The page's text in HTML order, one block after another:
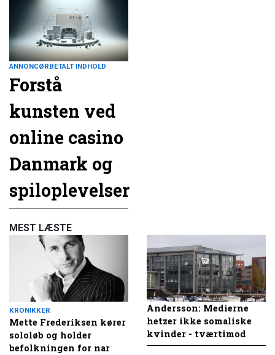
ANNONCØRBETALT INDHOLD
Forstå
kunsten ved
online casino
Danmark og
spiloplevelser
MEST LÆSTE
KRONIKKER
Mette Frederiksen kører
sololøb og holder
befolkningen for nar
Andersson: Medierne
hetzer ikke somaliske
kvinder - tværtimod